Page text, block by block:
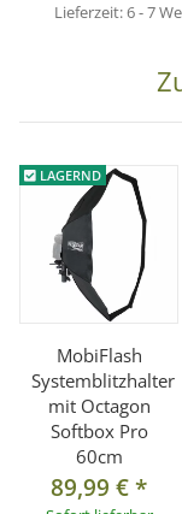
Lieferzeit:6 - 7
LAGERND
MobiFlash
Systemblitzhalter
mit Octagon
Softbox Pro
60cm
89,99 €*